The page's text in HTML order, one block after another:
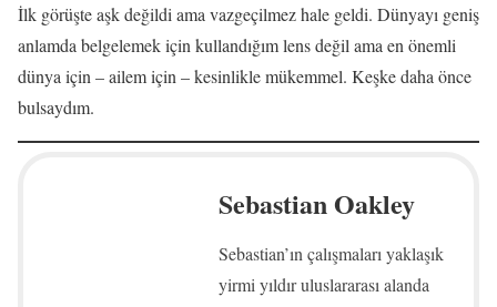
İlk görüşte aşk değildi ama vazgeçilmez hale geldi. Dünyayı geniş
anlamda belgelemek için kullandığım lens değil ama en önemli
dünya için – ailem için – kesinlikle mükemmel. Keşke daha önce
bulsaydım.
Sebastian Oakley
Sebastian’ın çalışmaları yaklaşık
yirmi yıldır uluslararası alanda